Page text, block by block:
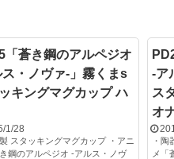
「蒼き鋼のアルペジオ
ス・ノヴァ-」霧くまs
キングマグカップ ハ
1/28
製 スタッキングマグカップ ・アニ
鋼のアルペジオ -アルス・ノヴ
-ア
ス
オ
・
メ「